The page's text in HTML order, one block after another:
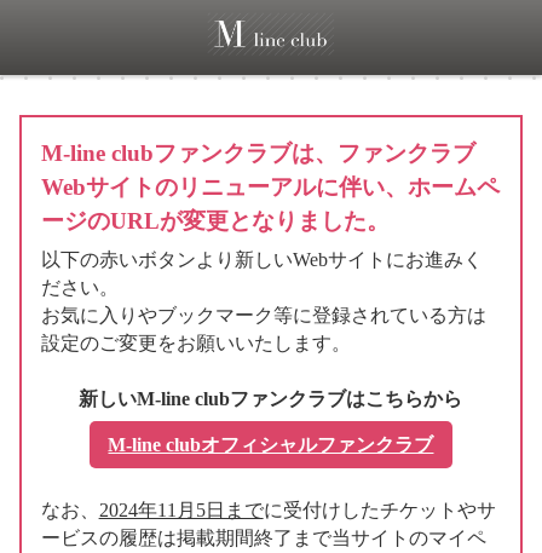
M-line clubファンクラブは、ファンクラブ
Webサイトのリニューアルに伴い、ホームペ
ージのURLが変更となりました。
以下の赤いボタンより新しいWebサイトにお進みく
ださい。
お気に入りやブックマーク等に登録されている方は
設定のご変更をお願いいたします。
新しいM-line clubファンクラブはこちらから
M-line clubオフィシャルファンクラブ
なお、 2024年11月5日までに受付けしたチケットやサ
ービスの履歴は掲載期間終了まで当サイトのマイペ